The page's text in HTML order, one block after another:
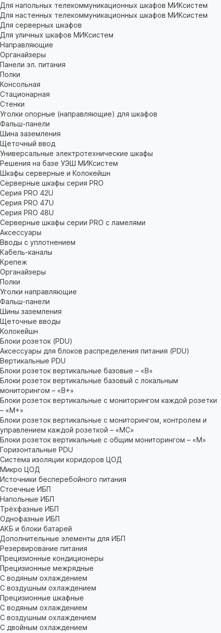
Для напольных телекоммуникационных шкафов МИКсистем
Для настенных телекоммуникационных шкафов МИКсистем
Для серверных шкафов
Для уличных шкафов МИКсистем
Направляющие
Органайзеры
Панели эл. питания
Полки
Консольная
Стационарная
Стенки
Уголки опорные (направляющие) для шкафов
Фальш-панели
Шина заземления
Щеточный ввод
Универсальные электротехнические шкафы
Решения на базе УЭШ МИКсистем
Шкафы серверные и Колокейшн
Серверные шкафы серия PRO
Серия PRO 42U
Серия PRO 47U
Серия PRO 48U
Серверные шкафы серии PRO с ламелями
Аксессуары
Вводы с уплотнением
Кабель-каналы
Крепеж
Органайзеры
Полки
Уголки направляющие
Фальш-панели
Шины заземления
Щеточные вводы
Колокейшн
Блоки розеток (PDU)
Аксессуары для блоков распределения питания (PDU)
Вертикальные PDU
Блоки розеток вертикальные базовые – «В»
Блоки розеток вертикальные базовый с локальным
мониторингом – «В+»
Блоки розеток вертикальные с мониторингом каждой розетки
– «М+»
Блоки розеток вертикальные с мониторингом, контролем и
управлением каждой розеткой – «МС»
Блоки розеток вертикальные с общим мониторингом – «М»
Горизонтальные PDU
Система изоляции коридоров ЦОД
Микро ЦОД
Источники бесперебойного питания
Стоечные ИБП
Напольные ИБП
Трёхфазные ИБП
Однофазные ИБП
АКБ и блоки батарей
Дополнительные элементы для ИБП
Резервирование питания
Прецизионные кондиционеры
Прецизионные межрядные
С водяным охлаждением
С воздушным охлаждением
Прецизионные шкафные
С водяным охлаждением
С воздушным охлаждением
С двойным охлаждением